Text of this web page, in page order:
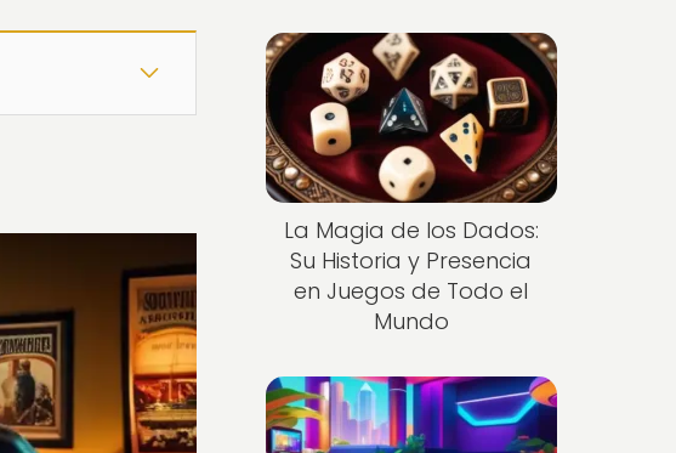
La Magia de los Dados:
Su Historia y Presencia
en Juegos de Todo el
Mundo